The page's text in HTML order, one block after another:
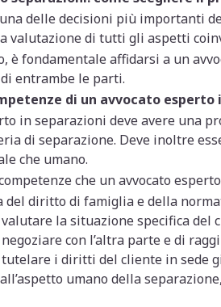
delle decisioni più importanti
valutazione di tutti gli aspetti
è fondamentale affidarsi a un
entrambe le parti.
di un avvocato esperto
in separazioni deve avere una
di separazione. Deve inoltre
che umano.
che un avvocato
del diritto di famiglia e della
la situazione specifica
con l’altra parte e di
tutelare i diritti del cliente in sede
umano della